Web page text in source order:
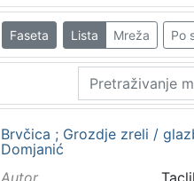
Faseta Lista Mreža Po
Brvčica ; Grozdje zreli /
Domjanić
Autor